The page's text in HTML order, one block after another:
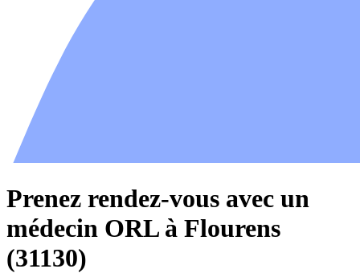
Prenez rendez-vous avec un
médecin ORL à Flourens
(31130)